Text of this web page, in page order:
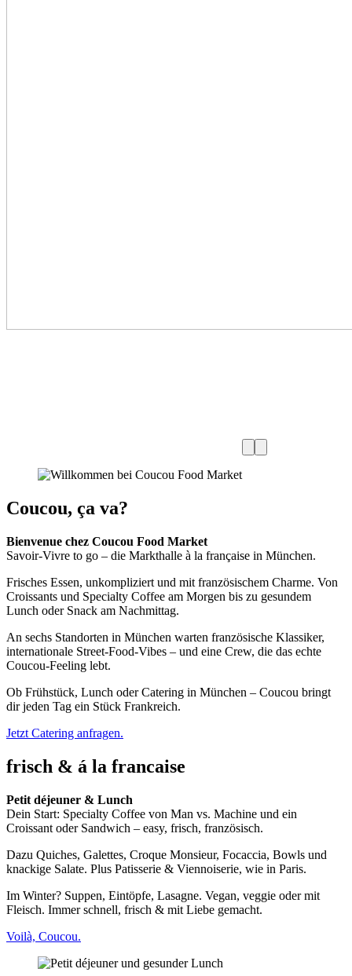
Coucou, ça va?
Bienvenue chez Coucou Food Market
Savoir-Vivre to go – die Markthalle à la française in München.
Frisches Essen, unkompliziert und mit französischem Charme. Von
Croissants und Specialty Coffee am Morgen bis zu gesundem
Lunch oder Snack am Nachmittag.
An sechs Standorten in München warten französische Klassiker,
internationale Street-Food-Vibes – und eine Crew, die das echte
Coucou-Feeling lebt.
Ob Frühstück, Lunch oder Catering in München – Coucou bringt
dir jeden Tag ein Stück Frankreich.
Jetzt Catering anfragen.
frisch & á la francaise
Petit déjeuner & Lunch
Dein Start: Specialty Coffee von Man vs. Machine und ein
Croissant oder Sandwich – easy, frisch, französisch.
Dazu Quiches, Galettes, Croque Monsieur, Focaccia, Bowls und
knackige Salate. Plus Patisserie & Viennoiserie, wie in Paris.
Im Winter? Suppen, Eintöpfe, Lasagne. Vegan, veggie oder mit
Fleisch. Immer schnell, frisch & mit Liebe gemacht.
Voilà, Coucou.